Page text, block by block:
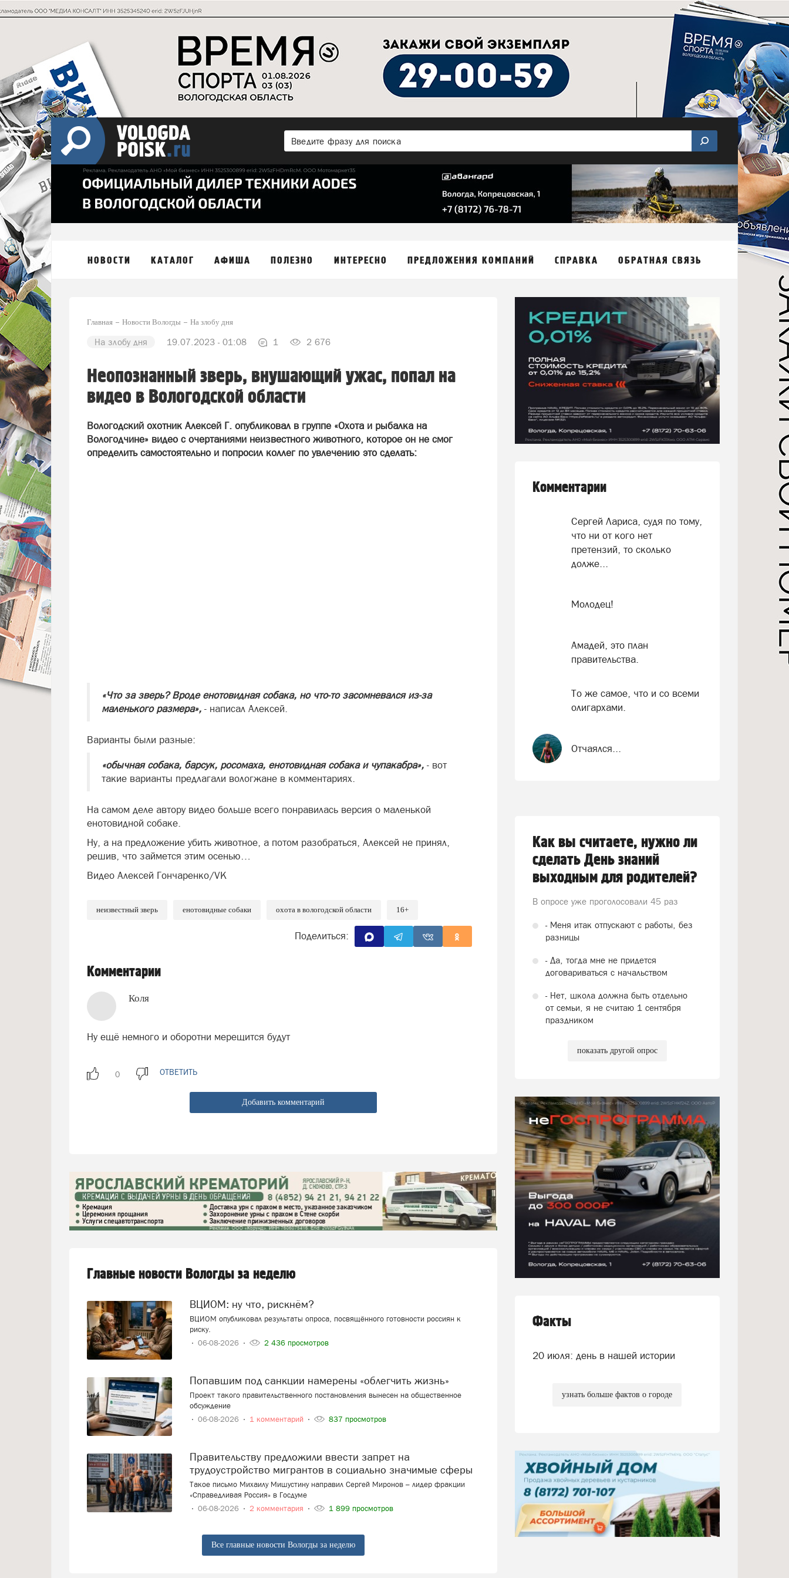
НОВОСТИ КАТАЛОГ АФИША ПОЛЕЗНО ИНТЕРЕСНО ПРЕДЛОЖЕНИЯ КОМПАНИЙ СПРАВКА ОБРАТНАЯ СВЯЗЬ
Главная Новости Вологды На злобу дня
На злобу дня 19.07.2023 - 01:08 1 2 676
Неопознанный зверь, внушающий ужас, попал на
видео в Вологодской области
Вологодский охотник Алексей Г. опубликовал в группе «Охота и рыбалка на
Вологодчине» видео с очертаниями неизвестного животного, которое он не смог
определить самостоятельно и попросил коллег по увлечению это сделать:
«Что за зверь? Вроде енотовидная собака, но что-то засомневался из-за
маленького размера», - написал Алексей.
Варианты были разные:
«обычная собака, барсук, росомаха, енотовидная собака и чупакабра», - вот
такие варианты предлагали вологжане в комментариях.
На самом деле автору видео больше всего понравилась версия о маленькой
енотовидной собаке.
Ну, а на предложение убить животное, а потом разобраться, Алексей не принял,
решив, что займется этим осенью…
Видео Алексей Гончаренко/VK
неизвестный зверь енотовидные собаки охота в вологодской области 16+
Поделиться:
Комментарии
Коля
Ну ещё немного и оборотни мерещится будут
ОТВЕТИТЬ
Добавить комментарий
Главные новости Вологды за неделю
ВЦИОМ: ну что, рискнём?
ВЦИОМ опубликовал результаты опроса, посвящённого готовности россиян к
риску.
06-08-2026
2 436 просмотров
Попавшим под санкции намерены «облегчить жизнь»
Проект такого правительственного постановления вынесен на общественное
обсуждение
06-08-2026
1 комментарий 837 просмотров
Правительству предложили ввести запрет на
трудоустройство мигрантов в социально значимые сферы
Такое письмо Михаилу Мишустину направил Сергей Миронов – лидер фракции
«Справедливая Россия» в Госдуме
06-08-2026
2 комментария 1 899 просмотров
Все главные новости Вологды за неделю
Комментарии
Сергей Лариса, судя по тому,
что ни от кого нет
претензий, то сколько
долже...
Молодец!
Амадей, это план
правительства.
То же самое, что и со всеми
олигархами.
Отчаялся...
Как вы считаете, нужно ли
сделать День знаний
выходным для родителей?
В опросе уже проголосовали 45 раз
- Меня итак отпускают с работы, без
разницы
- Да, тогда мне не придется
договариваться с начальством
- Нет, школа должна быть отдельно
от семьи, я не считаю 1 сентября
праздником
показать другой опрос
Факты
20 июля: день в нашей истории
узнать больше фактов о городе